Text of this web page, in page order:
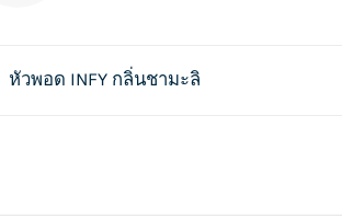
หัวพอด INFY กลิ่นชามะลิ